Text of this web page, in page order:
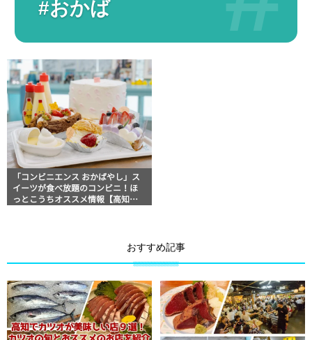
#おかば
「コンビニエンス おかばやし」ス
イーツが食べ放題のコンビニ！ほ
っとこうちオススメ情報【高知グ
おすすめ記事